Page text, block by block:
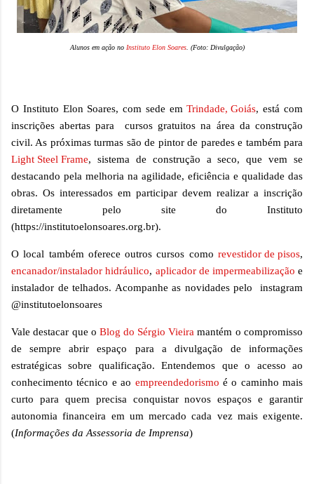
Alunos em ação no Instituto Elon Soares. (Foto: Divulgação)
O Instituto Elon Soares, com sede emTrindade, Goiás, está com
inscrições abertas para cursos gratuitos na área da construção
civil. As próximas turmas são de pintor de paredes e também para
Light Steel Frame, sistema de construção a seco, que vem se
destacando pela melhoria na agilidade, eficiência e qualidade das
obras. Os interessados em participar devem realizar a inscrição
diretamente pelo site do Instituto
(https://institutoelonsoares.org.br).
O local também oferece outros cursos como revestidor de pisos,
encanador/instalador hidráulico, aplicador de impermeabilização e
instalador de telhados. Acompanhe as novidades pelo instagram
@institutoelonsoares
Vale destacar que oBlog do Sérgio Vieira mantém o compromisso
de sempre abrir espaço para a divulgação de informações
estratégicas sobre qualificação. Entendemos que o acesso ao
conhecimento técnico e ao empreendedorismo é o caminho mais
curto para quem precisa conquistar novos espaços e garantir
autonomia financeira em um mercado cada vez mais exigente.
(Informações da Assessoria de Imprensa)